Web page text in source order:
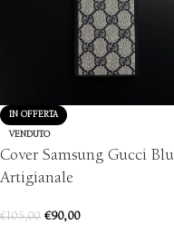
IN OFFERTA
VENDUTO
Cover Samsung Gucci Blu
Artigianale
€105,00 €90,00